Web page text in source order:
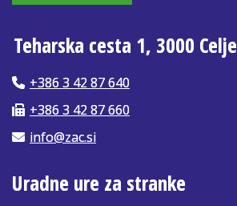
Teharska cesta 1, 3000 Celje
+386 3 42 87 640
+386 3 42 87 660
info@zac.si
Uradne ure za stranke